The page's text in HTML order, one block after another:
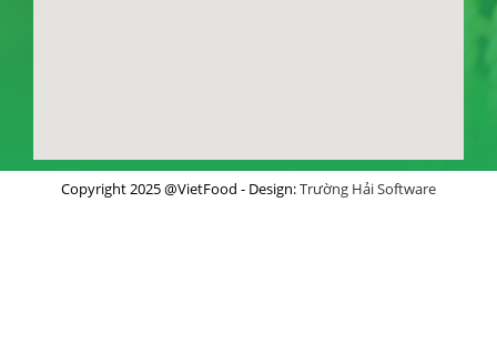
Copyright 2025 @VietFood - Design:Trường Hải Software